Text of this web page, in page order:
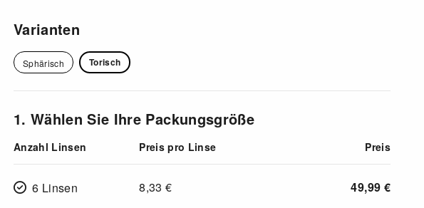
Varianten
Sphärisch Torisch
1. Wählen Sie Ihre Packungsgröße
Anzahl Linsen Preis pro Linse Preis
6 Linsen 8,33 € 49,99 €